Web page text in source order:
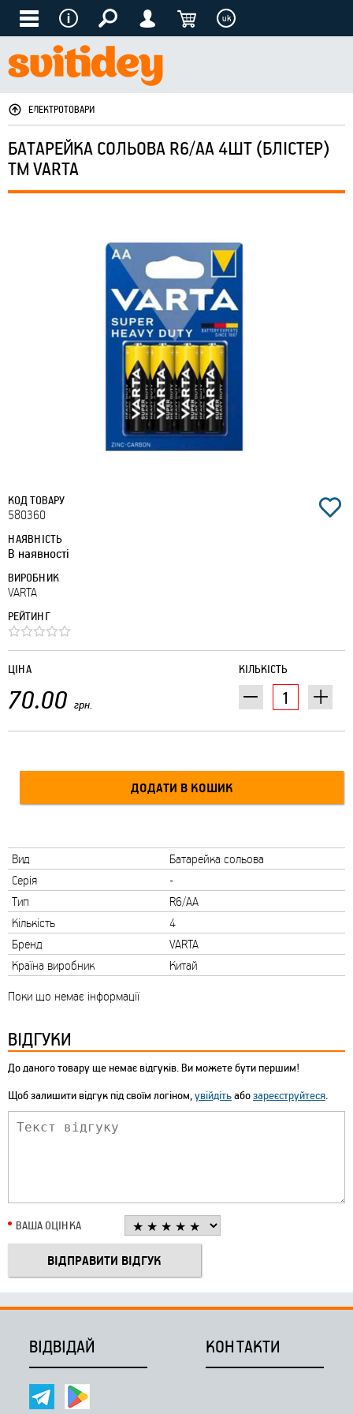
uk
ЕЛЕКТРОТОВАРИ
БАТАРЕЙКА СОЛЬОВА R6/AA 4ШТ (БЛІСТЕР)
ТМ VARTA
КОД ТОВАРУ
580360
НАЯВНІСТЬ
В наявності
ВИРОБНИК
VARTA
РЕЙТИНГ
КІЛЬКІСТЬ
ЦІНА
70.00 грн.
Вид
Батарейка сольова
Серія
-
Тип
R6/AA
Кількість
4
Бренд
VARTA
Країна виробник
Китай
Поки що немає інформації
ВІДГУКИ
До даного товару ще немає відгуків. Ви можете бути першим!
Щоб залишити відгук під своїм логіном,увійдітьабозареєструйтеся.
ВАША ОЦІНКА
ВІДВІДАЙ КОНТАКТИ